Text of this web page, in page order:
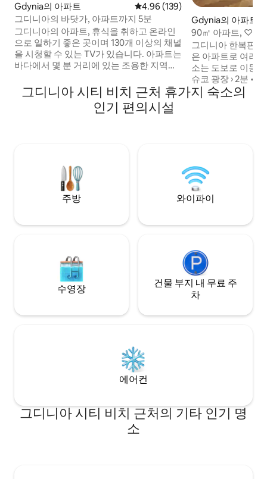
Gdynia의 아파트 평점 4.96점(5점 만점), 후기 139
4.96 (139)
그디니아의 바닷가, 아파트까지 5분
그디니아의 아파트, 휴식을 취하고 온라인
으로 일하기 좋은 곳이며 130개 이상의 채널
을 시청할 수 있는 TV가 있습니다. 아파트는
바다에서 몇 분 거리에 있는 조용한 지역에
어린이를 위한 다양한 볼거리가 있는 센트
럴 파크가 있습니다. 레기오노프 거리의 3
층 공동주택에 위치한 현대적인 48㎡, 2룸,
Gdynia의 아파트
90㎡ 아파트, ♡ 그
의 건물
그디니아 한복판
은 아파트로 여러분을
소는 도보로 이동
슈코 광장 › 2분 •
Główna 기차역 ›
화 센터 › 5분 빌딩과 마당은 감시되고 있습
그디니아 시티 비치 근처 휴가지 숙소의
인기 편의시설
주방 와이파이
수영장
건물 부지 내 무료 주
차
에어컨
그디니아 시티 비치 근처의 기타 인기 명
소